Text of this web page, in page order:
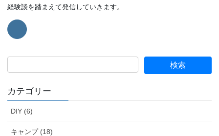
経験談を踏まえて発信していきます。
カテゴリー
DIY (6)
キャンプ (18)